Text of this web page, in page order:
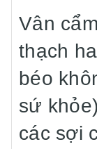
Vân cẩm
thạch
béo
sứ
các sợi